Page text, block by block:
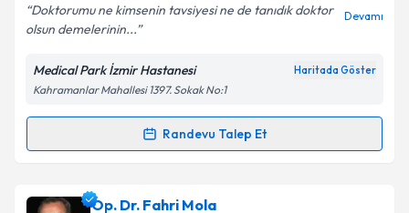
Kişisel verilerimin işlenmesine ilişkin
Metni'ni okudum ve kişisel verilerimin belirtilen
kapsamda işlenmesini kabul ediyorum.
Takvim Talebini Gönder
Doktorumu ne kimsenin tavsiyesi ne de tanıdık doktor
olsun demelerinin...
Devamı
Medical Park İzmir Hastanesi Haritada Göster
Kahramanlar Mahallesi 1397. Sokak No:1
Randevu Talep Et
Randevu Takvimi Talebi
Op. Dr. Damla Sönmez Yalçınkaya
Op. Dr. Fahri Mola